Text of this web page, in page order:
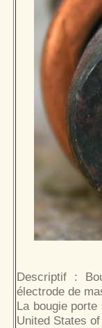
Descriptif :
électrode de
La bougie
United States